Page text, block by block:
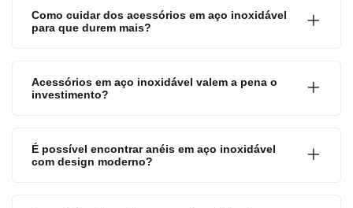
Como cuidar dos acessórios em aço inoxidável
para que durem mais?
Acessórios em aço inoxidável valem a pena o
investimento?
É possível encontrar anéis em aço inoxidável
com design moderno?